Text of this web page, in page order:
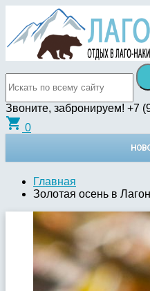
Звоните, забронируем! +7
shopping_cart 0
Главная
Золотая осень в